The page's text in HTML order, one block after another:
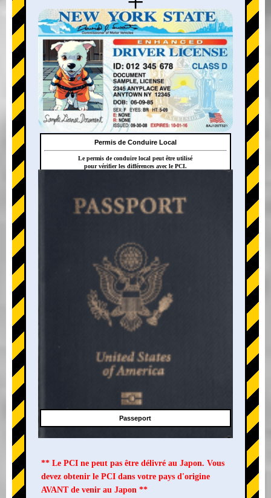
+
Permis de Conduire Local
Le permis de conduire local peut être utilisé
pour vérifier les différences avec le PCI.
Passeport
** Le PCI ne peut pas être délivré au Japon. Vous
devez obtenir le PCI dans votre pays d'origine
AVANT de venir au Japon **